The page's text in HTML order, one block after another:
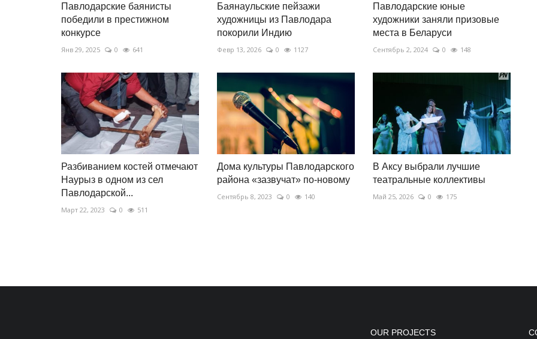
Павлодарские баянисты
победили в престижном
конкурсе
Янв 29, 2025 0 641
Баянаульские пейзажи
художницы из Павлодара
покорили Индию
Февр 13, 2026 0 1127
Павлодарские юные
художники заняли призовые
места в Беларуси
Сентябрь 2, 2024 0 148
Разбиванием костей отмечают
Наурыз в одном из сел
Павлодарской...
Март 22, 2023 0 511
Дома культуры Павлодарского
района «зазвучат» по-новому
Сентябрь 8, 2023 0 140
В Аксу выбрали лучшие
театральные коллективы
Май 25, 2026 0 175
OUR PROJECTS